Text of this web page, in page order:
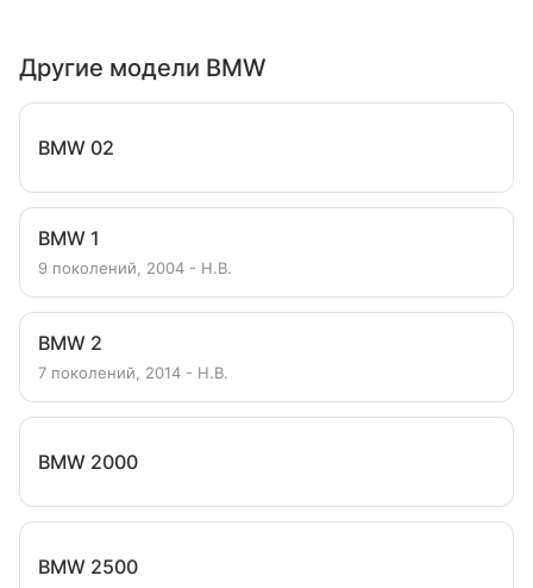
Другие модели BMW
BMW 02
BMW 1
9 поколений, 2004 - Н.В.
BMW 2
7 поколений, 2014 - Н.В.
BMW 2000
BMW 2500